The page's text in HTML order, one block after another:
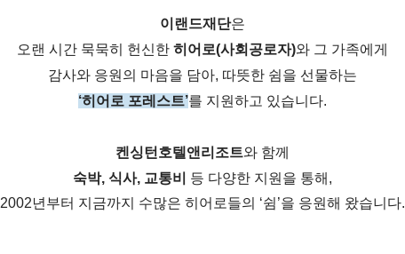
이랜드재단은
오랜 시간 묵묵히 헌신한 히어로(사회공로자)와 그 가족에게
감사와 응원의 마음을 담아, 따뜻한 쉼을 선물하는
‘히어로 포레스트’를 지원하고 있습니다.
켄싱턴호텔앤리조트와 함께
숙박, 식사, 교통비 등 다양한 지원을 통해 ,
2002년부터 지금까지 수많은 히어로들의 ‘쉼’을 응원해 왔습니다.